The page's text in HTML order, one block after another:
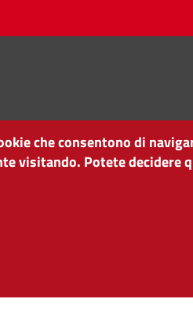
che consentono di
visitando. Potete decidere